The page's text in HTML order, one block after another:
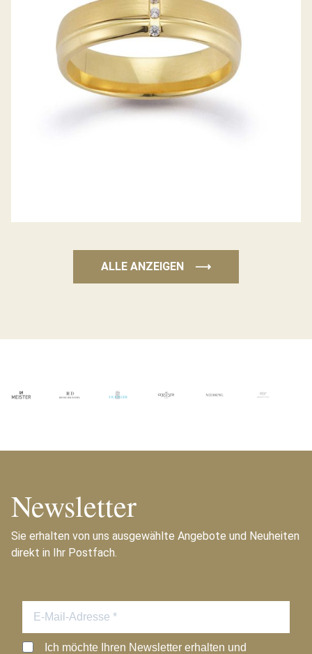
GERSTNER TRAURINGE
ALLE ANZEIGEN ⟶
Newsletter
Sie erhalten von uns ausgewählte Angebote und Neuheiten
direkt in Ihr Postfach.
Ich möchte Ihren Newsletter erhalten und